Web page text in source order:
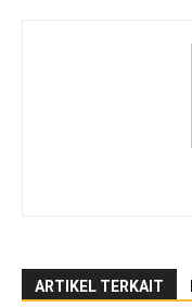
ARTIKEL TERKAIT